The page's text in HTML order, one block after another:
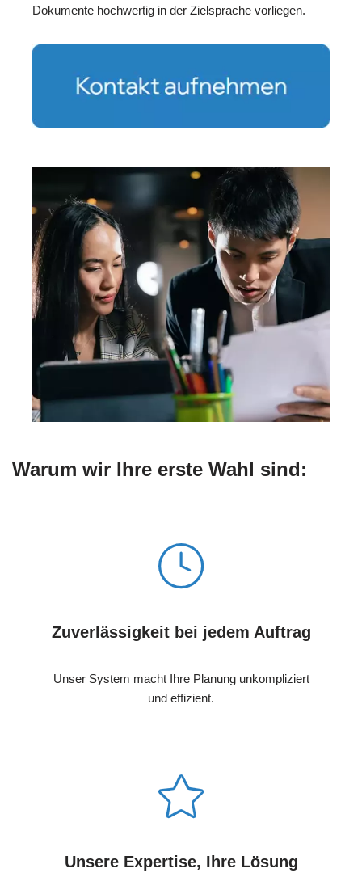
Dokumente hochwertig in der Zielsprache vorliegen.
Warum wir Ihre erste Wahl sind:
Zuverlässigkeit bei jedem Auftrag
Unser System macht Ihre Planung unkompliziert
und effizient.
Unsere Expertise, Ihre Lösung